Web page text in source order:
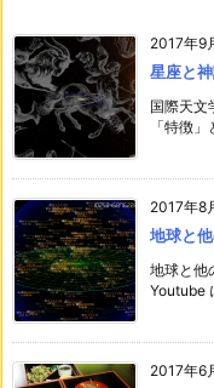
2017年9
星座と
国際天文
「特徴
2017年8
地球と
地球と他
Youtube
2017年6